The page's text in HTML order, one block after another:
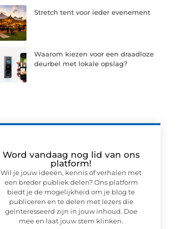
Stretch tent voor ieder evenement
Waarom kiezen voor een draadloze
deurbel met lokale opslag?
Word vandaag nog lid van ons
platform!
Wil je jouw ideeën, kennis of verhalen met
een breder publiek delen? Ons platform
biedt je de mogelijkheid om je blog te
publiceren en te delen met lezers die
geïnteresseerd zijn in jouw inhoud. Doe
mee en laat jouw stem klinken.